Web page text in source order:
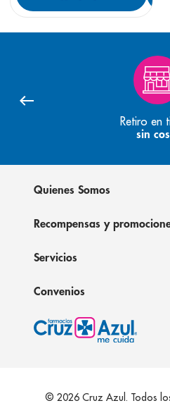
Retiro en
sin
Quienes Somos
Recompensas y
Servicios
Convenios
© 2026 Cruz Azul. Todos